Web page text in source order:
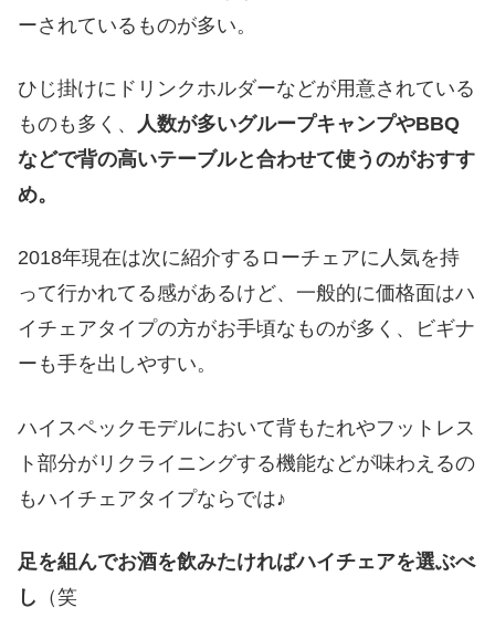
ーされているものが多い。
ひじ掛けにドリンクホルダーなどが用意されている
ものも多く、 人数が多いグループキャンプやBBQ
などで背の高いテーブルと合わせて使うのがおすす
め。
2018年現在は次に紹介するローチェアに人気を持
って行かれてる感があるけど、一般的に価格面はハ
イチェアタイプの方がお手頃なものが多く、ビギナ
ーも手を出しやすい。
ハイスペックモデルにおいて背もたれやフットレス
ト部分がリクライニングする機能などが味わえるの
もハイチェアタイプならでは♪
足を組んでお酒を飲みたければハイチェアを選ぶべ
し （笑